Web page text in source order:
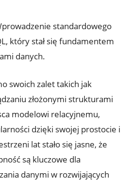
standardowego
który stał ⁤się fundamentem‍
danych.
swoich zalet ⁢takich jak
⁣złożonymi ⁢strukturami
modelowi relacyjnemu,
dzięki swojej prostocie i⁤
lat stało się jasne, że
są‌ kluczowe dla
danymi w rozwijających